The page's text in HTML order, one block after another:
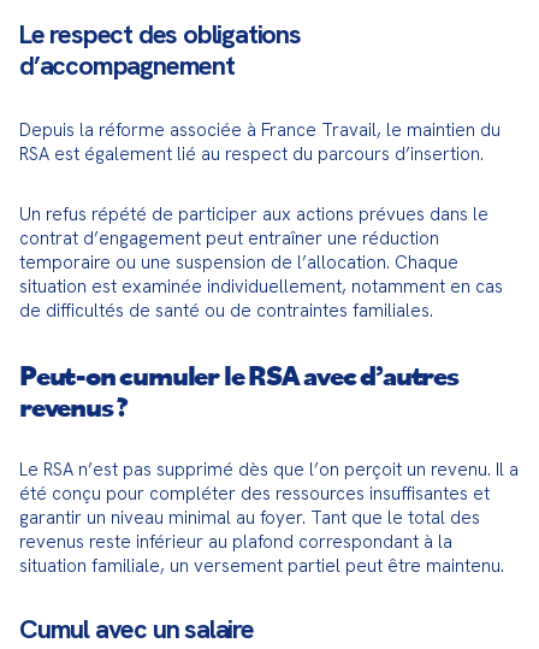
Le respect des obligations
d’accompagnement
Depuis la réforme associée à France Travail, le maintien du
RSA est également lié au respect du parcours d’insertion.
Un refus répété de participer aux actions prévues dans le
contrat d’engagement peut entraîner une réduction
temporaire ou une suspension de l’allocation. Chaque
situation est examinée individuellement, notamment en cas
de difficultés de santé ou de contraintes familiales.
Peut-on cumuler le RSA avec d’autres
revenus ?
Le RSA n’est pas supprimé dès que l’on perçoit un revenu. Il a
été conçu pour compléter des ressources insuffisantes et
garantir un niveau minimal au foyer. Tant que le total des
revenus reste inférieur au plafond correspondant à la
situation familiale, un versement partiel peut être maintenu.
Cumul avec un salaire